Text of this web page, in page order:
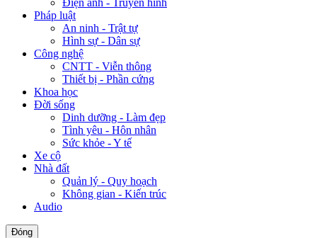
Điện ảnh - Truyền hình
Pháp luật
An ninh - Trật tự
Hình sự - Dân sự
Công nghệ
CNTT - Viễn thông
Thiết bị - Phần cứng
Khoa học
Đời sống
Dinh dưỡng - Làm đẹp
Tình yêu - Hôn nhân
Sức khỏe - Y tế
Xe cộ
Nhà đất
Quản lý - Quy hoạch
Không gian - Kiến trúc
Audio
Đóng